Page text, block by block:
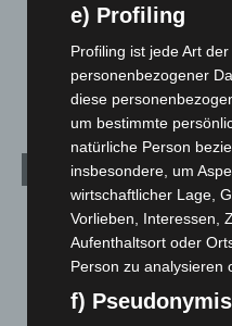
Sicherheitsplattform für
2. August 2026
Kategorien
Blaulicht
Corona-News
Hannover und Region
Langenhagen und
e) Profiling
Profiling ist jede Art
personenbezogener
diese
um bestimmte
natürliche Person
insbesondere, um
wirtschaftlicher Lage,
Vorlieben, Interessen,
Aufenthaltsort oder
Person zu analysieren
f)